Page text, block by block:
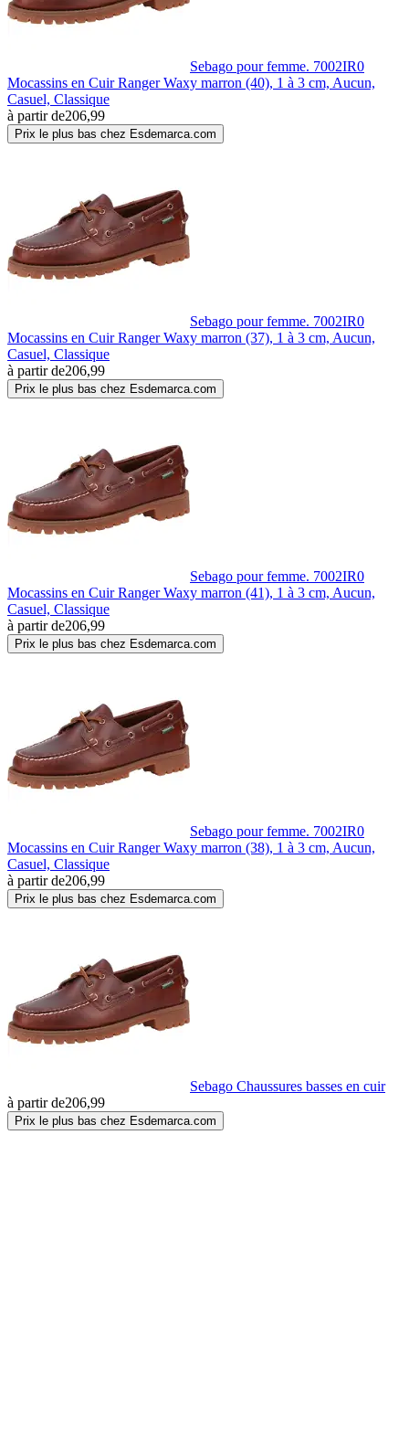
Sebago pour femme. 7002IR0
Mocassins en Cuir Ranger Waxy marron (40), 1 à 3 cm, Aucun,
Casuel, Classique
à partir de206,99
Prix le plus bas chez Esdemarca.com
Sebago pour femme. 7002IR0
Mocassins en Cuir Ranger Waxy marron (37), 1 à 3 cm, Aucun,
Casuel, Classique
à partir de206,99
Prix le plus bas chez Esdemarca.com
Sebago pour femme. 7002IR0
Mocassins en Cuir Ranger Waxy marron (41), 1 à 3 cm, Aucun,
Casuel, Classique
à partir de206,99
Prix le plus bas chez Esdemarca.com
Sebago pour femme. 7002IR0
Mocassins en Cuir Ranger Waxy marron (38), 1 à 3 cm, Aucun,
Casuel, Classique
à partir de206,99
Prix le plus bas chez Esdemarca.com
Sebago Chaussures basses en cuir
à partir de206,99
Prix le plus bas chez Esdemarca.com